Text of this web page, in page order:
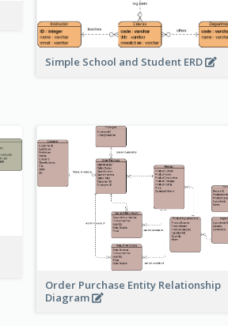
Simple School and Student ERD
Order Purchase Entity Relationship
Diagram